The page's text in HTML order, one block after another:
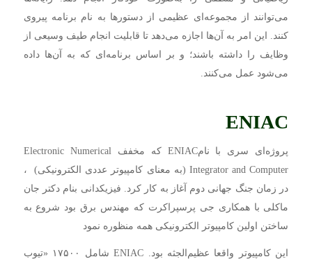
می‌توانند از مجموعه‌ای عظیمی از دستورها به نام برنامه پیروی
کنند. این امر به آن‌ها اجازه می‌دهد تا قابلیت انجام طیف وسیعی از
وظایف را داشته باشند؛ و بر اساس برنامه‌ای که به آن‌ها داده
می‌شود عمل می‌کنند.
ENIAC
پروژه‌ای سری با نامENIAC که مخفف Electronic Numerical
Integrator and Computer (به معنای کامپیوتر عددی الکترونیکی) ،
در زمان جنگ جهانی دوم آغاز به کار کرد. فیزیکدانی بنام دکتر جان
ماکلی با همکاری جی پرسپراکرت که مهندس برق بود شروع به
ساختن اولین کامپیوتر الکترونیکی همه منظوره نمود
این کامپیوتر واقعا عظیم‌الجثه بود. ENIAC شامل ۱۷۵۰۰ «تیوب